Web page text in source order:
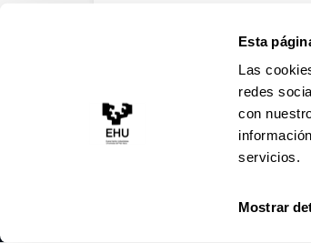
Esta
Las
redes
con
servicios.
Mostrar